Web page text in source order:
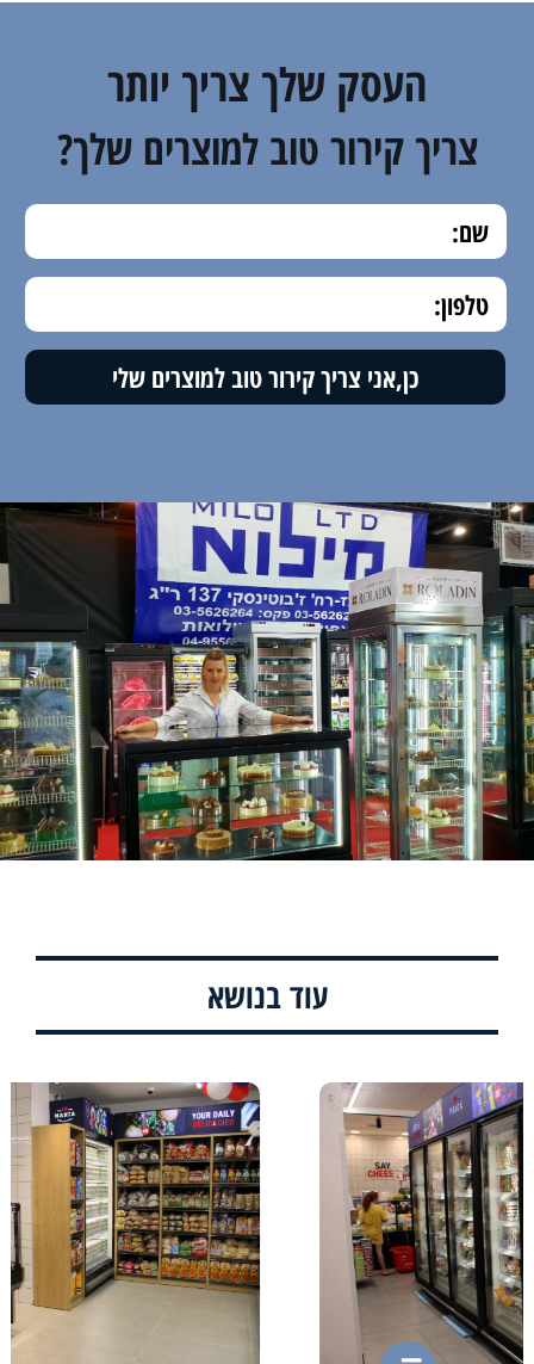
העסק שלך צריך יותר
צריך קירור טוב למוצרים שלך?
עוד בנושא